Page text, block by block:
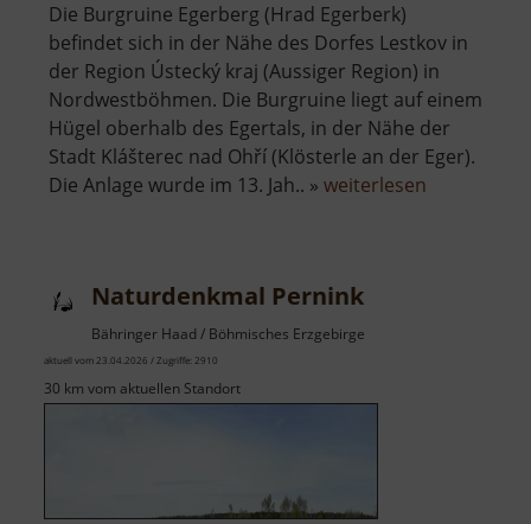
Die Burgruine Egerberg (Hrad Egerberk)
befindet sich in der Nähe des Dorfes Lestkov in
der Region Ústecký kraj (Aussiger Region) in
Nordwestböhmen. Die Burgruine liegt auf einem
Hügel oberhalb des Egertals, in der Nähe der
Stadt Klášterec nad Ohří (Klösterle an der Eger).
Die Anlage wurde im 13. Jah.. » weiterlesen
Naturdenkmal Pernink
Bähringer Haad / Böhmisches Erzgebirge
aktuell vom 23.04.2026 / Zugriffe: 2910
30 km vom aktuellen Standort